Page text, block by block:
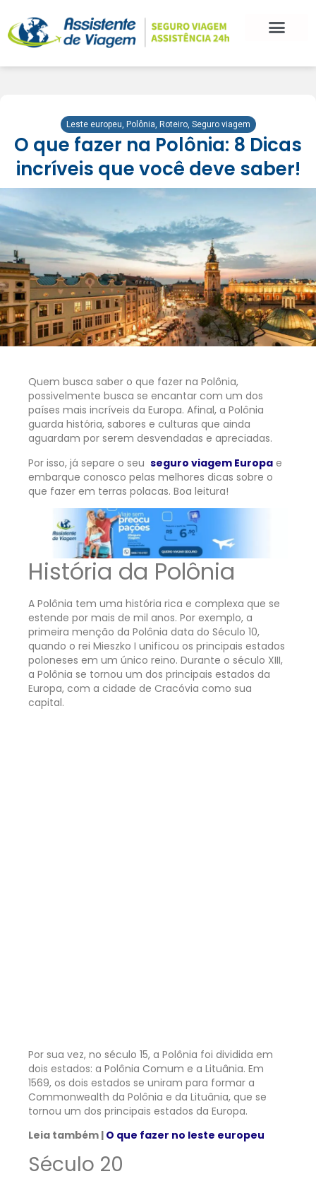
Leste europeu, Polônia, Roteiro, Seguro viagem
O que fazer na Polônia: 8 Dicas
incríveis que você deve saber!
Quem busca saber o que fazer na Polônia,
possivelmente busca se encantar com um dos
países mais incríveis da Europa. Afinal, a Polônia
guarda história, sabores e culturas que ainda
aguardam por serem desvendadas e apreciadas.
Por isso, já separe o seu seguro viagem Europa e
embarque conosco pelas melhores dicas sobre o
que fazer em terras polacas. Boa leitura!
História da Polônia
A Polônia tem uma história rica e complexa que se
estende por mais de mil anos. Por exemplo, a
primeira menção da Polônia data do Século 10,
quando o rei Mieszko I unificou os principais estados
poloneses em um único reino. Durante o século XIII,
a Polônia se tornou um dos principais estados da
Europa, com a cidade de Cracóvia como sua
capital.
Por sua vez, no século 15, a Polônia foi dividida em
dois estados: a Polônia Comum e a Lituânia. Em
1569, os dois estados se uniram para formar a
Commonwealth da Polônia e da Lituânia, que se
tornou um dos principais estados da Europa.
Leia também | O que fazer no leste europeu
Século 20